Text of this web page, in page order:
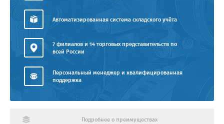
Автоматизированная система складского учёта
7 филиалов и 14 торговых представительств по
всей России
Персональный менеджер и квалифицированная
поддержка
Подробнее о преимуществах